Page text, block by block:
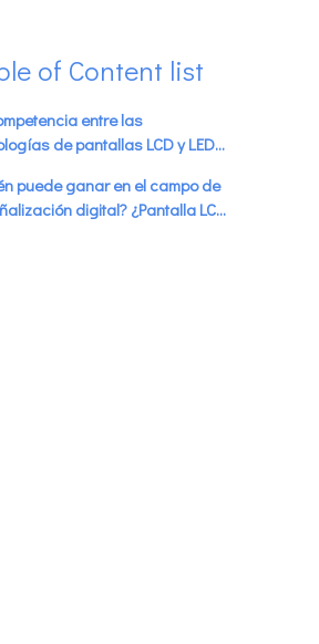
of Content list
entre las
de pantallas LCD y LED
de señalización digital
y exterior \".
puede ganar en el campo de
digital? ¿Pantalla LCD